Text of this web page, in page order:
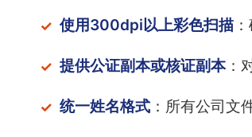
使用300dpi以上彩色扫描：
提供公证副本或核证副本：
统一姓名格式：所有公司文